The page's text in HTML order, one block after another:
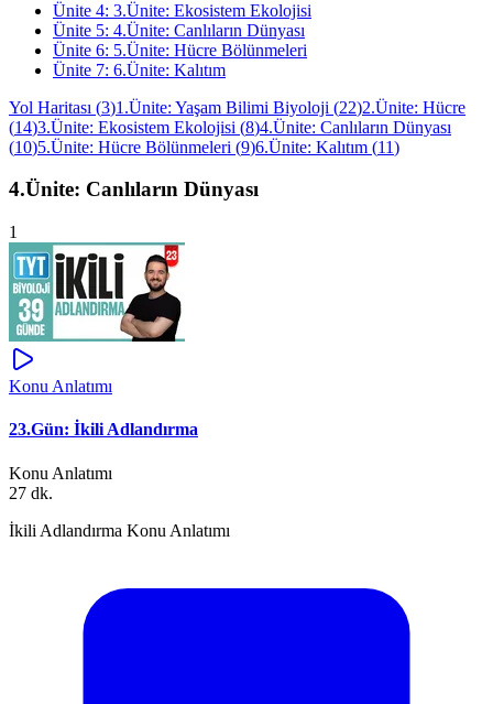
Ünite 4: 3.Ünite: Ekosistem Ekolojisi
Ünite 5: 4.Ünite: Canlıların Dünyası
Ünite 6: 5.Ünite: Hücre Bölünmeleri
Ünite 7: 6.Ünite: Kalıtım
Yol Haritası (3)1.Ünite: Yaşam Bilimi Biyoloji (22)2.Ünite: Hücre
(14)3.Ünite: Ekosistem Ekolojisi (8)4.Ünite: Canlıların Dünyası
(10)5.Ünite: Hücre Bölünmeleri (9)6.Ünite: Kalıtım (11)
4.Ünite: Canlıların Dünyası
1
Konu Anlatımı
23.Gün: İkili Adlandırma
Konu Anlatımı
27 dk.
İkili Adlandırma Konu Anlatımı